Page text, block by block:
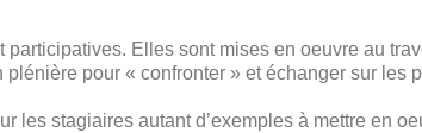
Elles sont mises en oeuvre au
pour « confronter » et échanger sur les
les stagiaires autant d’exemples à mettre en